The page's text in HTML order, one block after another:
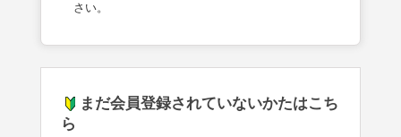
さい。
まだ会員登録されていないかたはこち
ら